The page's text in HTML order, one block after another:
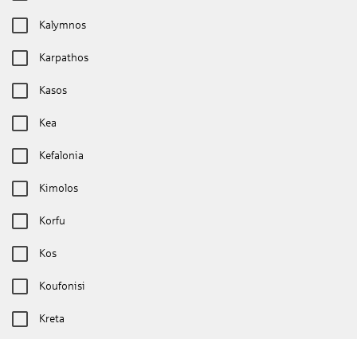
Kalymnos
Karpathos
Kasos
Kea
Kefalonia
Kimolos
Korfu
Kos
Koufonisi
Kreta